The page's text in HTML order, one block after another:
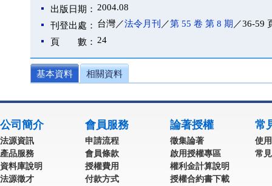
出版日期： 2004.08
刊登出處： 台灣／法令月刊 ／第 55 卷 第 8 期 ／36-59
頁 數： 24
基本資料 相關資料
公司簡介
法源資訊
產品服務
資料庫說明
法源徵才
會員服務
申請流程
會員條款
授權費用
付款方式
論著授權
徵集論著
啟用授權專區
權利金計算說明
授權合約書下載
常
使
常